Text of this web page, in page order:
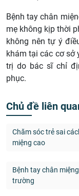
Bệnh tay chân
mẹ không kịp thời
không nên tự ý
khám tại các cơ sở
trị do bác sĩ chỉ
phục.
Chủ đề liên
Chăm sóc trẻ sai
miệng cao
Bệnh tay chân
trường